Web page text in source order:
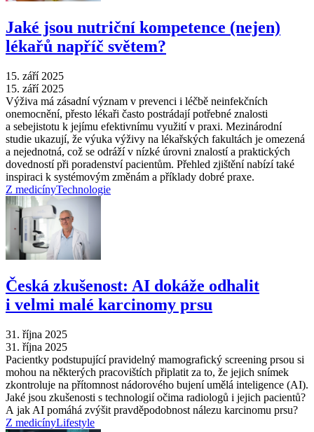
Jaké jsou nutriční kompetence (nejen)
lékařů napříč světem?
15. září 2025
15. září 2025
Výživa má zásadní význam v prevenci i léčbě neinfekčních
onemocnění, přesto lékaři často postrádají potřebné znalosti
a sebejistotu k jejímu efektivnímu využití v praxi. Mezinárodní
studie ukazují, že výuka výživy na lékařských fakultách je omezená
a nejednotná, což se odráží v nízké úrovni znalostí a praktických
dovedností při poradenství pacientům. Přehled zjištění nabízí také
inspiraci k systémovým změnám a příklady dobré praxe.
Z medicínyTechnologie
Česká zkušenost: AI dokáže odhalit
i velmi malé karcinomy prsu
31. října 2025
31. října 2025
Pacientky podstupující pravidelný mamografický screening prsou si
mohou na některých pracovištích připlatit za to, že jejich snímek
zkontroluje na přítomnost nádorového bujení umělá inteligence (AI).
Jaké jsou zkušenosti s technologií očima radiologů i jejich pacientů?
A jak AI pomáhá zvýšit pravděpodobnost nálezu karcinomu prsu?
Z medicínyLifestyle